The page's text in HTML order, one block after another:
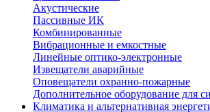
Акустические
Пассивные ИК
Комбинированные
Вибрационные и емкостные
Линейные оптико-электронные
Извещатели аварийные
Оповещатели охранно-пожарные
Дополнительное оборудование для
Климатика и альтернативная